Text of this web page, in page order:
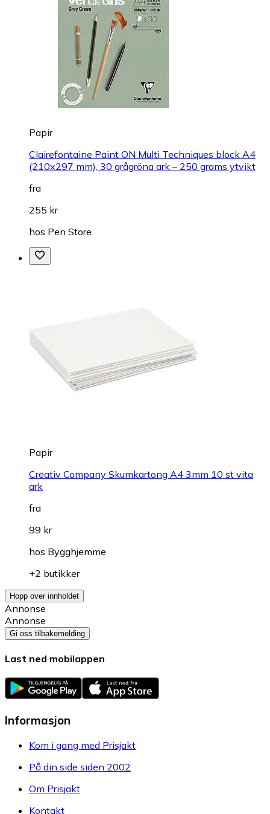
Papir
Clairefontaine Paint ON Multi Techniques block A4
(210x297 mm), 30 grågröna ark – 250 grams ytvikt
fra
255 kr
hos Pen Store
Papir
Creativ Company Skumkartong A4 3mm 10 st vita
ark
fra
99 kr
hos Bygghjemme
+2 butikker
Hopp over innholdet
Annonse
Annonse
Gi oss tilbakemelding
Last ned mobilappen
Informasjon
Kom i gang med Prisjakt
På din side siden 2002
Om Prisjakt
Kontakt